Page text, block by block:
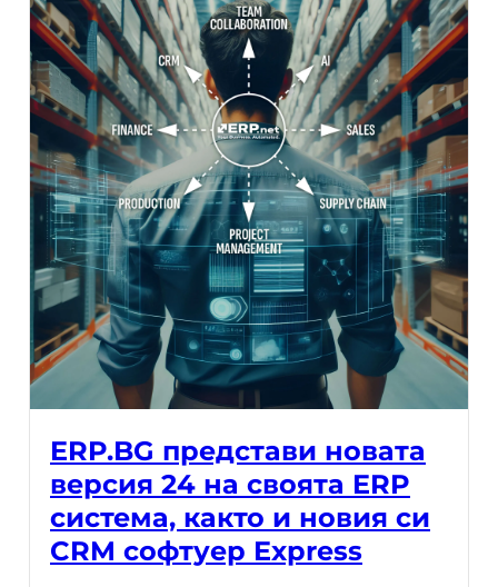
ERP.BG представи новата
версия 24 на своята ERP
система, както и новия си
CRM софтуер Express